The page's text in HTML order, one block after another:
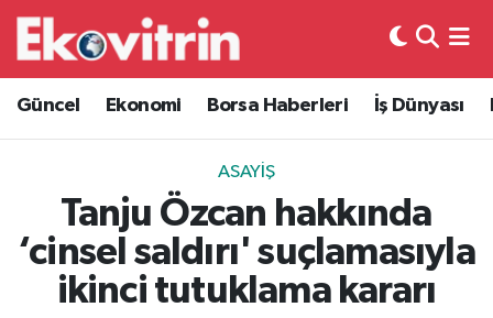
Güncel Ekonomi Borsa Haberleri İş Dünyası
ASAYIŞ
Tanju Özcan hakkında
‘cinsel saldırı' suçlamasıyla
ikinci tutuklama kararı
Güncel
Ekonomi
Borsa Haberleri
İş Dünyası
Lojistik
Hava Durumu
Trafik Durumu
Süper Lig Puan Durumu ve Fikstür
Tüm Manşetler
Son Dakika Haberleri